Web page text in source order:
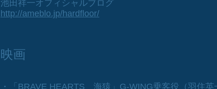
池田祥一オフィシャルブログ
http://ameblo.jp/hardfloor/
映画
・「BRAVE HEARTS 海猿」G-WING乗客役（羽住英